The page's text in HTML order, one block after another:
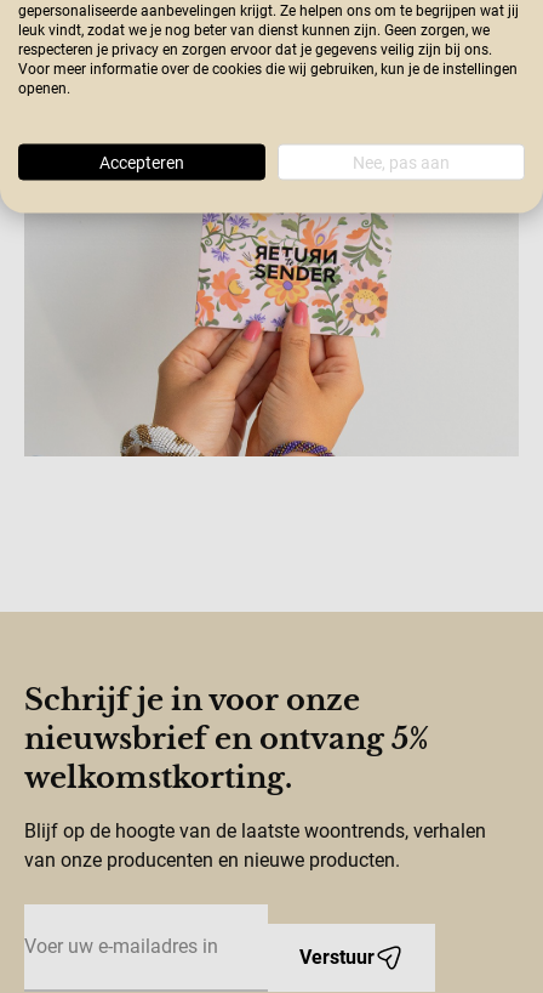
Return to Sender cadeaukaart
Bestel hier
Schrijf je in voor onze
nieuwsbrief en ontvang 5%
welkomstkorting.
Blijf op de hoogte van de laatste woontrends, verhalen
van onze producenten en nieuwe producten.
Verstuur
gepersonaliseerde aanbevelingen krijgt. Ze helpen ons om te begrijpen wat jij
leuk vindt, zodat we je nog beter van dienst kunnen zijn. Geen zorgen, we
respecteren je privacy en zorgen ervoor dat je gegevens veilig zijn bij ons.
Voor meer informatie over de cookies die wij gebruiken, kun je de instellingen
openen.
Accepteren Nee, pas aan